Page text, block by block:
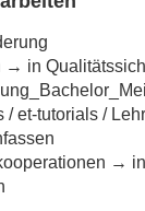
→ in
/ et-tutorials /
→ in